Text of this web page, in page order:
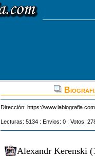
Dirección: https://
Lecturas: 5134 : Envios: 0 : Votos:
Alexandr Kerenski